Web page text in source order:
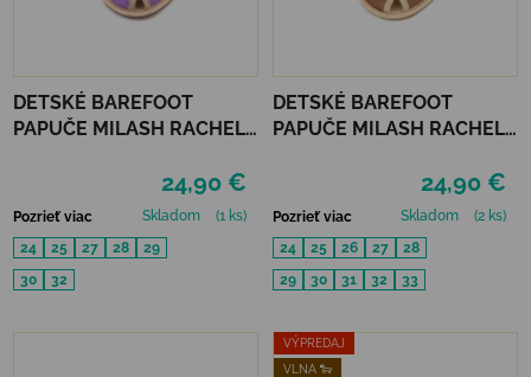
DETSKÉ BAREFOOT
PAPUČE MILASH RACHEL -
24,90 €
Pozrieť viac Skladom
(1 ks)
24
25 27 28
29
30
32
DETSKÉ BAREFOOT
PAPUČE MILASH RACHEL -
24,90 €
Pozrieť viac Skladom
(2 ks)
24
25 26 27
28
29
30 31 32 33
VÝPREDAJ
VLNA 🐑